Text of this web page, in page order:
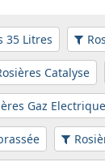
35 Litres
Catalyse
Gaz Electrique